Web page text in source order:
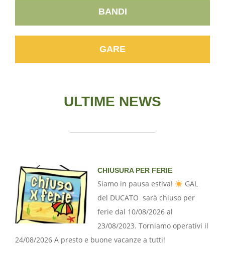
BANDI
GARE
ULTIME NEWS
CHIUSURA PER FERIE
Siamo in pausa estiva!
GAL
del DUCATO sarà chiuso per
ferie dal 10/08/2026 al
23/08/2023. Torniamo operativi il
24/08/2026 A presto e buone vacanze a tutti!